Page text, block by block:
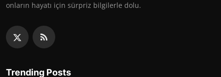
onların hayatı için sürpriz bilgilerle dolu.
Trending Posts